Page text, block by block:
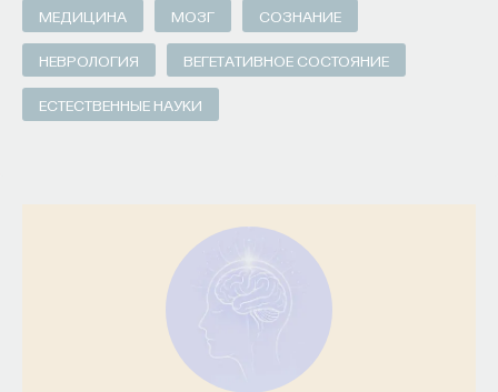
МЕДИЦИНА МОЗГ СОЗНАНИЕ
НЕВРОЛОГИЯ ВЕГЕТАТИВНОЕ СОСТОЯНИЕ
ЕСТЕСТВЕННЫЕ НАУКИ